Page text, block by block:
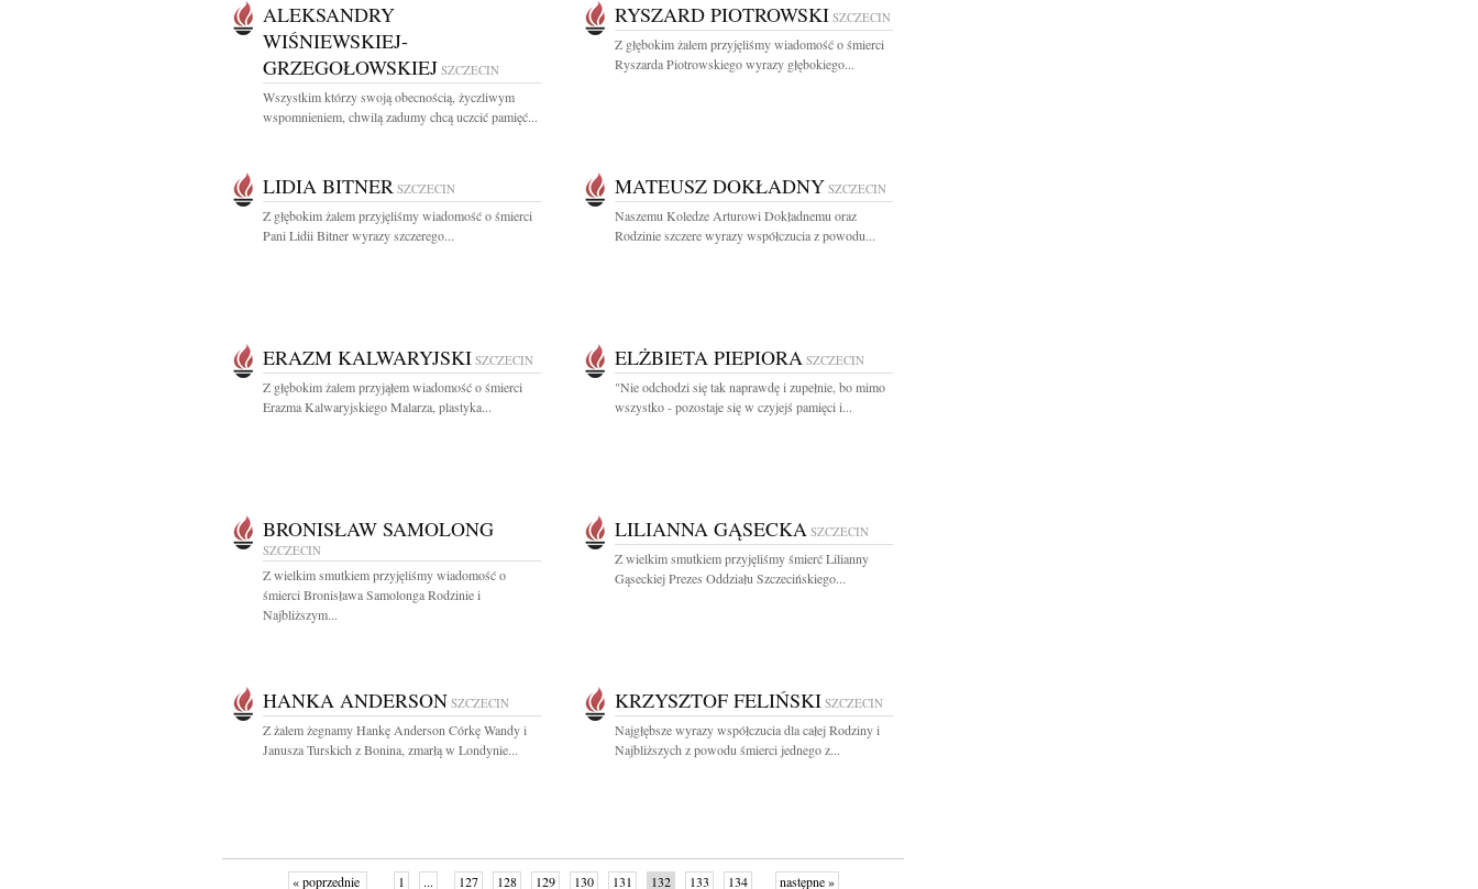
ALEKSANDRY
WIŚNIEWSKIEJ-
GRZEGOŁOWSKIEJ SZCZECIN
Wszystkim którzy swoją obecnością, życzliwym
wspomnieniem, chwilą zadumy chcą uczcić pamięć...
RYSZARD PIOTROWSKI SZCZECIN
Z głębokim żalem przyjęliśmy wiadomość o śmierci
Ryszarda Piotrowskiego wyrazy głębokiego...
LIDIA BITNER SZCZECIN
Z głębokim żalem przyjęliśmy wiadomość o śmierci
Pani Lidii Bitner wyrazy szczerego...
MATEUSZ DOKŁADNY SZCZECIN
Naszemu Koledze Arturowi Dokładnemu oraz
Rodzinie szczere wyrazy współczucia z powodu...
ERAZM KALWARYJSKI SZCZECIN
Z głębokim żalem przyjąłem wiadomość o śmierci
Erazma Kalwaryjskiego Malarza, plastyka...
ELŻBIETA PIEPIORA SZCZECIN
"Nie odchodzi się tak naprawdę i zupełnie, bo mimo
wszystko - pozostaje się w czyjejś pamięci i...
BRONISŁAW SAMOLONG
SZCZECIN
Z wielkim smutkiem przyjęliśmy wiadomość o
śmierci Bronisława Samolonga Rodzinie i
Najbliższym...
LILIANNA GĄSECKA SZCZECIN
Z wielkim smutkiem przyjęliśmy śmierć Lilianny
Gąseckiej Prezes Oddziału Szczecińskiego...
HANKA ANDERSON SZCZECIN
Z żalem żegnamy Hankę Anderson Córkę Wandy i
Janusza Turskich z Bonina, zmarłą w Londynie...
KRZYSZTOF FELIŃSKI SZCZECIN
Najgłębsze wyrazy współczucia dla całej Rodziny i
Najbliższych z powodu śmierci jednego z...
« poprzednie 1 ... 127 128 129 130 131 132 133 134 następne »